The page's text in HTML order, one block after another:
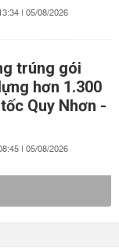
| 05/08/2026
trúng gói
hơn 1.300
Quy Nhơn -
| 05/08/2026